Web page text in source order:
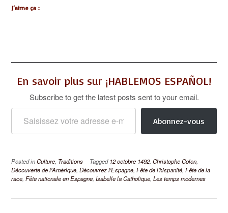
J’aime ça :
En savoir plus sur ¡HABLEMOS ESPAÑOL!
Subscribe to get the latest posts sent to your email.
Saisissez votre adresse e-mail…
Abonnez-vous
Posted inCulture, Traditions Tagged 12 octobre 1492, Christophe Colon,
Découverte de l'Amérique, Découvrez l'Espagne, Fête de l'hispanité, Fête de la
race, Fête nationale en Espagne, Isabelle la Catholique, Les temps modernes